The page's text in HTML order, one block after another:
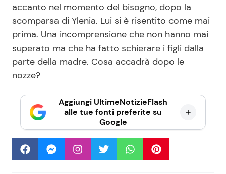
accanto nel momento del bisogno, dopo la
scomparsa di Ylenia. Lui si è risentito come mai
prima. Una incomprensione che non hanno mai
superato ma che ha fatto schierare i figli dalla
parte della madre. Cosa accadrà dopo le
nozze?
Aggiungi UltimeNotizieFlash
alle tue fonti preferite su
Google